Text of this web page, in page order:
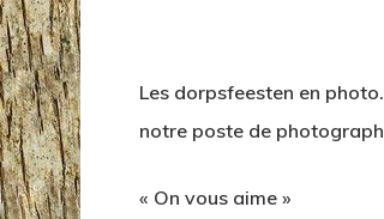
Les dorpsfeesten en
notre poste de
« On vous aime »